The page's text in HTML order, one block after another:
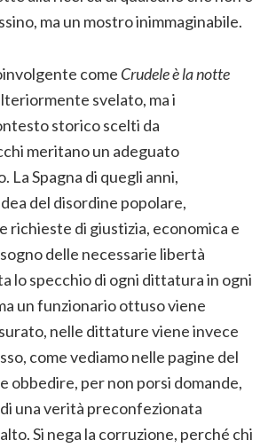
ma un mostro inimmaginabile.
come Crudele è la notte
svelato, ma i
storico scelti da
meritano un adeguato
La Spagna di quegli anni,
del disordine popolare,
richieste di giustizia, economica e
delle necessarie libertà
lo specchio di ogni dittatura in ogni
un funzionario ottuso viene
nelle dittature viene invece
come vediamo nelle pagine del
obbedire, per non porsi domande,
una verità preconfezionata
Si nega la corruzione, perché chi